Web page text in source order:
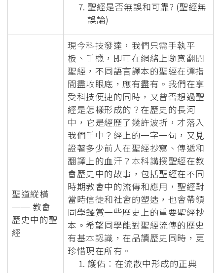
聖經是否無誤和可靠? (聖經無
誤論)
聖道縱橫
── 教會
歷史中的聖
經
現今科技發達，我們只需⼿執平
板、⼿機，即可在網絡上隨意翻閱
聖經，不同語⾔譯本的聖經在彈指
間盡收眼底，應有盡有。我們在享
受科技便捷的同時，又曾否想過聖
經是怎樣形成的？在歷史的長河
中，它是經歷了幾許波折，才落入
我們⼿中？經上的⼀字⼀句，又⾒
證著多少前⼈在聖經抄寫、傳遞和
翻譯上的⾎汗？本科講授聖經在教
會歷史中的故事，包括聖經在不同
時期教會中的流傳和應⽤，聖經對
當時信徒和社會的塑造，也會帶領
同學鑑賞⼀些歷史上的重要聖經抄
本。希望同學能對聖經流傳的歷史
有基本認識，在品讀歷史同時，更
珍惜現在所有。
護佑：在流散中形成的正典